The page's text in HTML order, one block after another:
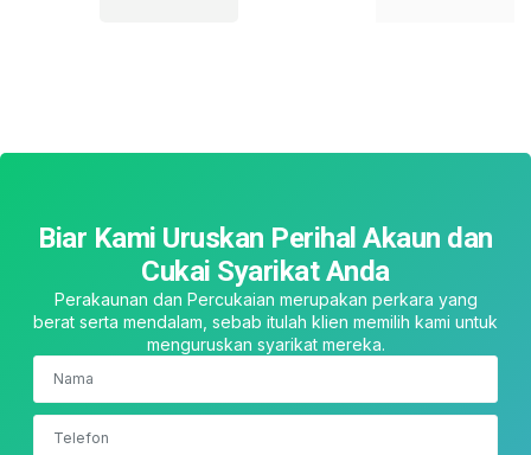
Biar Kami Uruskan Perihal Akaun dan
Cukai Syarikat Anda
Perakaunan dan Percukaian merupakan perkara yang
berat serta mendalam, sebab itulah klien memilih kami untuk
menguruskan syarikat mereka.